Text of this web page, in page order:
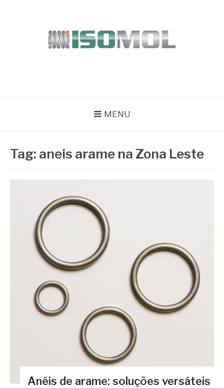
MENU
Tag: aneis arame na Zona Leste
Anéis de arame: soluções versáteis